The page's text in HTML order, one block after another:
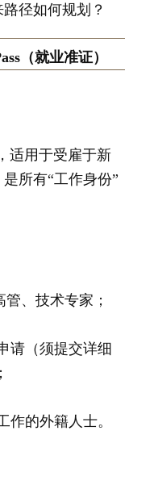
径如何规划？
（就业准证）
适用于受雇于新
所有“工作身份”
、技术专家；
请（须提交详细
作的外籍人士。